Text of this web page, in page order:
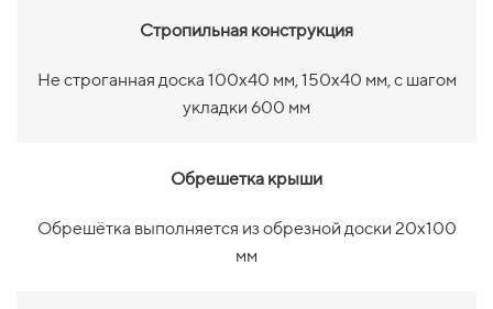
Стропильная конструкция
Не строганная доска 100х40 мм, 150х40 мм, с шагом
укладки 600 мм
Обрешетка крыши
Обрешётка выполняется из обрезной доски 20х100
мм